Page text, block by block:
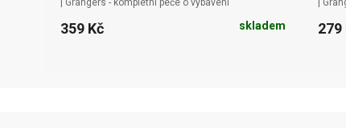
| Grangers - kompletní péče o vybavení
359 Kč skladem
|
279